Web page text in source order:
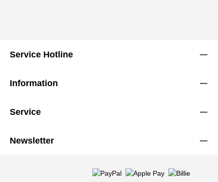
Service Hotline
Information
Service
Newsletter